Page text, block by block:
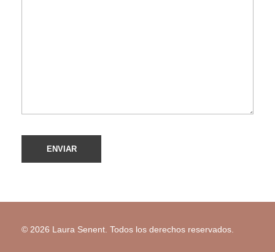
© 2026 Laura Senent. Todos los derechos reservados.